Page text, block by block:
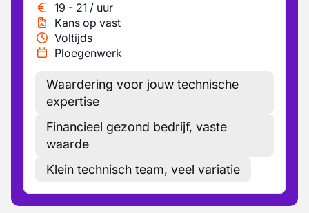
19 - 21 / uur
Kans op vast
Voltijds
Ploegenwerk
Waardering voor jouw technische
expertise
Financieel gezond bedrijf, vaste
waarde
Klein technisch team, veel variatie